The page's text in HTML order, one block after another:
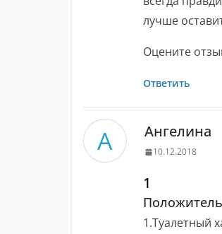
лучше
Оцените
Ответить
А Ангелина
10.12.2018
1
1.Туалетный